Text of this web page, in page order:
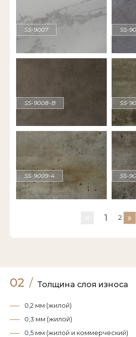
SS-9007 SS-
SS-9008-B SS-
SS-9009-4 SS-
1 2 »
02 / Толщина слоя износа
0,2 мм (жилой)
0,3 мм (жилой)
0,5 мм (жилой и коммерческий)